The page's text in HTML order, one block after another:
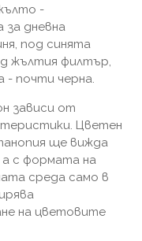
-
дневна
под синята
жълтия филтър,
- почти черна.
зависи от
Цветен
ще вижда
а с формата на
среда само в
на цветовите